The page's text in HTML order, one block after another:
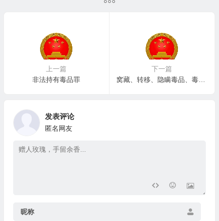
上一篇
非法持有毒品罪
下一篇
窝藏、转移、隐瞒毒品、毒赃罪
发表评论
匿名网友
昵称